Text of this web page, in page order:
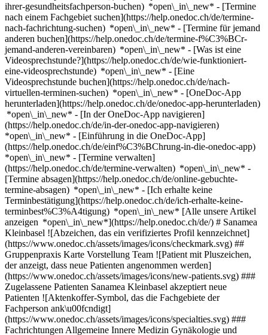
ihrer-gesundheitsfachperson-buchen) *open\_in\_new* - [Termine
nach einem Fachgebiet suchen](https://help.onedoc.ch/de/termine-
nach-fachrichtung-suchen) *open\_in\_new* - [Termine für jemand
anderen buchen](https://help.onedoc.ch/de/termine-f%C3%BCr-
jemand-anderen-vereinbaren) *open\_in\_new* - [Was ist eine
Videosprechstunde?](https://help.onedoc.ch/de/wie-funktioniert-
eine-videosprechstunde) *open\_in\_new* - [Eine
Videosprechstunde buchen](https://help.onedoc.ch/de/nach-
virtuellen-terminen-suchen) *open\_in\_new* - [OneDoc-App
herunterladen](https://help.onedoc.ch/de/onedoc-app-herunterladen)
*open\_in\_new* - [In der OneDoc-App navigieren]
(https://help.onedoc.ch/de/in-der-onedoc-app-navigieren)
*open\_in\_new* - [Einführung in die OneDoc-App]
(https://help.onedoc.ch/de/einf%C3%BChrung-in-die-onedoc-app)
*open\_in\_new* - [Termine verwalten](https://help.onedoc.ch/de/termine-verwalten) *open\_in\_new* - [Termine absagen](https://help.onedoc.ch/de/online-gebuchte-termine-absagen) *open\_in\_new* - [Ich erhalte keine Terminbestätigung](https://help.onedoc.ch/de/ich-erhalte-keine-terminbest%C3%A4tigung) *open\_in\_new* [Alle unsere Artikel anzeigen *open\_in\_new*](https://help.onedoc.ch/de/) # Sanamea Kleinbasel ![Abzeichen, das ein verifiziertes Profil kennzeichnet](https://www.onedoc.ch/assets/images/icons/checkmark.svg) ## Gruppenpraxis Karte Vorstellung Team ![Patient mit Pluszeichen, der anzeigt, dass neue Patienten angenommen werden](https://www.onedoc.ch/assets/images/icons/new-patients.svg) ### Zugelassene Patienten Sanamea Kleinbasel akzeptiert neue Patienten ![Aktenkoffer-Symbol, das die Fachgebiete der Fachperson ank\u00fcndigt](https://www.onedoc.ch/assets/images/icons/specialties.svg) ### Fachrichtungen Allgemeine Innere Medizin Gynäkologie und Geburtshilfe Hausarztmedizin (Allgemeinmedizin) [*arrow\_drop\_down*Mehr anzeigen](https://www.onedoc.ch) ![Mikroskop-Symbol, das die Expertisen der Fachperson ank\u00fcndigt](https://www.onedoc.ch/assets/images/icons/expertises.svg) ### Expertisen Brustkrebs | Mammakarzinom Hausärztlicher Notfall Schwangerschaftsvorsorge | Schwangerschaftsuntersuchung Vorsorgeuntersuchung Humane Papillomaviren (HPV) | PAP Abstrich Wechseljahre | Menopause [*arrow\_drop\_down*Mehr anzeigen](https://www.onedoc.ch) ![Standortmarker, der Karte und Zugangsinformationen zur Praxis anzeigt](https://www.onedoc.ch/assets/images/icons/map.svg) ### Karte und Anreiseinformationen #### Sanamea Kleinbasel Greifengasse 18 4058 Basel #### Öffnungszeiten Derzeit geschlossen - Öffnet am Donnerstag um 08:00 *expand\_more* Montag: 08:00 - 12:00 und 13:30 - 17:00 Dienstag: 08:00 - 12:00 und 13:30 - 17:00 Mittwoch: 08:00 - 12:00 und 13:30 - 17:00 Donnerstag: 08:00 - 12:00 und 13:30 - 17:00 Freitag: 08:00 - 12:00 und 13:30 - 17:00 Samstag: Geschlossen Sonntag: Geschlossen ![Dokument-Symbol, das die Vorstellung der Praxis ankündigt](https://www.onedoc.ch/assets/images/icons/presentation.svg) ### Vorstellung der Einrichtung ## __Sanamea Kleinbasel__ [Hier geht’s zu unserer Website](https://www.sanameakleinbasel.ch/home) Die LG1Praxis hat einen neuen Namen und heisst jetzt Sanamea AG. Wir bauen im Herzen von Kleinbasel ein Zentrum für medizinische Gesundheit. Dort nehmen wir uns Zeit für unsere Patienten, bieten verschiedene Fachrichtungen unter einem Dach an und haben das Ziel, unsere Patienten kompetent, individuell und gesamtheitlich zu beraten und zu betreuen. Dafür haben wir bestens ausgebildete Fachkräfte und arbeiten vernetzt mit medizinischen Partnerinstitutionen zusammen. Ein medizinisches Labor und eine Apotheke im gleichen Haus runden unser Praxisangebot ab. ## Was bieten wir unseren Patienten? - Alle Bereiche der Grundversorgung für die gesamte Familie ergänzt mit Spezialistensprechstunden aus den Gebieten Urologie, Immunologie, HNO, Kardiologie, Dermatologie, Pneumologie, Gastroenterologie, Endokrinologie - Die Patienten haben Ihre/n feste/n Ärztin/Arzt - Röntgen und Ultraschall-Untersuchungen so wie operative Kleineingriffe in der Praxis - Ein gesundheitsförderndes Praxisteam und Praxisangebot - Eine Praxisumgebung, in der sich Klein und Gross wohlfühlen (Getränke, Gesundheitsinformationen, Testartikel etc.) - Durchgehende Öffnungszeiten - Kurzfristige Termine auch ohne Voranmeldung - Ergänzend zum Praxisangebot befinden sich ein professionelles Labor und eine Apotheke im selben Haus - Eine konsequente, laufende Messung der Behandlungs-Qualität sichert die optimale Behandlung - Direkte Kommunikation mit den Ärzten und dem Praxisteam auf verschiedenen digitalen Kanälen - Anbindung von Gesundheitsapps unserer Patienten an unser Praxissystem - Rabattprogramm in der Apotheke - Zugang für Patienten aller Versicherungsmodelle [*arrow\_drop\_down*Mehr anzeigen](https://www.onedoc.ch) [](https://assets.onedoc.ch/images/entities/8fff56534cc2daadc79d23275f17ea9030f9f2d9c04691c3aaa555f2a9274587.png)[![Sanamea Kleinbasel, Gruppenpraxis in Basel](https://assets.onedoc.ch/images/entities/aea5be71d80da43af017bb1b19fca4e19b8c68bf16f51fbaa6a6089e8c0ec2de-small.jpg "Sanamea Kleinbasel, Gruppenpraxis in Basel")](https://assets.onedoc.ch/images/entities/aea5be71d80da43af017bb1b19fca4e19b8c68bf16f51fbaa6a6089e8c0ec2de.jpg)[![Sanamea Kleinbasel, Gruppenpraxis in Basel](https://assets.onedoc.ch/images/entities/58de116ac4a621ccc5abc3f51f57f9f6bf625d133fa79d0f93524b8b612b866c-small.jpg "Sanamea Kleinbasel, Gruppenpraxis in Basel")](https://assets.onedoc.ch/images/entities/58de116ac4a621ccc5abc3f51f57f9f6bf625d133fa79d0f93524b8b612b866c.jpg)[![Sanamea Kleinbasel, Gruppenpraxis in Basel](https://assets.onedoc.ch/images/entities/e02dfc77493a404fed153b473034be3f945921cfbb61e1ceb500c7adac32060a-small.jpg "Sanamea Kleinbasel, Gruppenpraxis in Basel")](https://assets.onedoc.ch/images/entities/e02dfc77493a404fed153b473034be3f945921cfbb61e1ceb500c7adac32060a.jpg) ![Personengruppe-Symbol, das die Liste der in der Praxis tätigen Fachpersonen ankündigt](https://www.onedoc.ch/assets/images/icons/team.svg) ### Team Facharzt für Allgemeine Innere Medizin [![Marian Scheffczyk, Facharzt für Allgemeine Innere Medizin in Basel](https://assets.onedoc.ch/images/users/3430fc93a588534439cad9358067a9363aa269191051979a2659efd126eb7488-small.jpg "Marian Scheffczyk, Facharzt für Allgemeine Innere Medizin in Basel") \ __Dr. med. (DE) Marian Scheffczyk__](https://www.onedoc.ch/de/facharzt-fur-allgemeine-innere-medizin/basel/pcu1k/dr-med-de-marian-scheffczyk) Gynäkologen (Frauenärzte und Geburtshelfer) [![Xanthippi Adamoglou, Gynäkologin (Frauenärztin und Geburtshelferin) in Basel](https://assets.onedoc.ch/images/users/7fcf5fb81dd2e8e8e73c814453c347f9ca7e2fa244716c77f673714186404759-small.jpg "Xanthippi Adamoglou, Gynäkologin (Frauenärztin und Geburtshelferin) in Basel") \ __Dipl. Ärztin Xanthippi Adamoglou__](https://www.onedoc.ch/de/gynakologin-frauenarztin-und-geburtshelferin/basel/pctz2/dipl-arzt-xanthippi-adamoglou) [![Harald Meden, Gynäkologe (Frauenarzt und Geburtshelfer) in Basel](https://assets.onedoc.ch/images/users/58a448848e916ad25ac69bbce18000d244c480eac1ffd0b8fd5bba7130eac464-small.png "Harald Meden, Gynäkologe (Frauenarzt und Geburtshelfer) in Basel") \ __Prof. Dr. med. Harald Meden__](https://www.onedoc.ch/de/gynakologe-frauenarzt-und-geburtshelfer/basel/pcsqc/prof-dr-med-harald-meden) Hausärzte (Allgemeinmedizin) [![Farsan Faghiri, Hausärztin (Allgemeinmedizinerin) in Basel](https://assets.onedoc.ch/images/users/eb5e331679aee339d4d4b0acd8855dd12503c268b8b697067ffde2de32188e74-small.jpg "Farsan Faghiri, Hausärztin (Allgemeinmedizinerin) in Basel") \ __Dipl. Ärztin Farsan Faghiri__](https://www.onedoc.ch/de/hausarztin-allgemeinmedizinerin/basel/pcvft/dipl-arzt-farsan-faghiri) [![Maria Amelia Garcia Valles, Hausärztin (Allgemeinmedizinerin) in Basel](https://assets.onedoc.ch/images/users/5fefb62d4548080abd81cb085525fd8ffb8b38f8177bdc10f73852531c0777a7-small.jpg "Maria Amelia Garcia Valles, Hausärztin (Allgemeinmedizinerin) in Basel") \ __Dipl. Ärztin Maria Amelia Garcia Valles__](https://www.onedoc.ch/de/hausarztin-allgemeinmedizinerin/basel/pcwy8/dipl-arzt-maria-amelia-garcia-valles) [![Daniel Hermann, Hausarzt (Allgemeinmedizin) in Basel](https://assets.onedoc.ch/images/users/6782b95dbb9e4d6685b041c57058984fe44da71d923c7494b20554115b9011e3-small.jpg "Daniel Hermann, Hausarzt (Allgemeinmedizin) in Basel") \ __Dr. med. (HU) Daniel Hermann__](https://www.onedoc.ch/de/hausarzt-allgemeinmedizin/basel/pcwy9/dr-med-hu-daniel-hermann) [![Johannes Lüke, Hausarzt (Allgemeinmedizin) in Basel](https://assets.onedoc.ch/images/users/4ac67317ffdf65b6a12607aebfbdc93fc0486f283eaf78454fb625a057983eab-small.png "Johannes Lüke, Hausarzt (Allgemeinmedizin) in Basel") \ __Dipl. Arzt Johannes Lüke__](https://www.onedoc.ch/de/hausarzt-allgemeinmedizin/basel/pcya2/dipl-arzt-johannes-luke) ![Sprechblasen-Symbol, das den FAQ-Bereich ank\u00fcndigt](https://www.onedoc.ch/assets/images/icons/faq.svg) ### FAQ *expand\_more* *keyboard\_arrow\_right* ## Wie lautet die Adresse von Sanamea Kleinbasel? Sanamea Kleinbasel empfängt Patienten hier: Greifengasse 18, 4058 Basel. * * * *keyboard\_arrow\_right* ## Wie sind die Öffnungszeiten von Sanamea Kleinbasel? Sanamea Kleinbasel ist geöffnet: - Am Montag von 08:00 bis 12:00 und von 13:30 bis 17:00 Uhr - Am Dienstag von 08:00 bis 12:00 und von 13:30 bis 17:00 Uhr - Am Mittwoch von 08:00 bis 12:00 und von 13:30 bis 17:00 Uhr - Am Donnerstag von 08:00 bis 12:00 und von 13:30 bis 17:00 Uhr - Am Freitag von 08:00 bis 12:00 und von 13:30 bis 17:00 Uhr - Am Samstag geschlossen Uhr - Am Sonntag geschlossen Uhr * * * *keyboard\_arrow\_right* ## Wie lautet die Telefonnummer von Sanamea Kleinbasel? Die Telefonnummer von Sanamea Kleinbasel lautet [061 512 51 51](tel:+41615125151). * * * *keyboard\_arrow\_right* ## Welche Fachrichtungen werden in Sanamea Kleinbasel praktiziert? Sanamea Kleinbasel bietet Beratungen/ Behandlungen in [Allgemeine Innere Medizin](https://www.onedoc.ch/de/facharzt-fur-allgemeine-innere-medizin/basel), [Gynäkologie und Geburtshilfe](https://www.onedoc.ch/de/gynakologe-frauenarzt-und-geburtshelfer/basel) und [Hausarztmedizin (Allgemeinmedizin)](https://www.onedoc.ch/de/hausarzt-allgemeinmedizin/basel) an. * * * *keyboard\_arrow\_right* ## Was sind die Expertisen von Sanamea Kleinbasel? Die Expertisen von Sanamea Kleinbasel sind: [Brustkrebs | Mammakarzinom](https://www.onedoc.ch/de/brustkrebs-mammakarzinom/basel), [Hausärztlicher Notfall](https://www.onedoc.ch/de/hausarztlicher-notfall/basel), [Schwangerschaftsvorsorge | Schwangerschaftsuntersuchung](https://www.onedoc.ch/de/schwangerschaftsvorsorge-schwangerschaftsuntersuchung/basel), [Vorsorgeuntersuchung Humane Papillomaviren (HPV) | PAP Abstrich](https